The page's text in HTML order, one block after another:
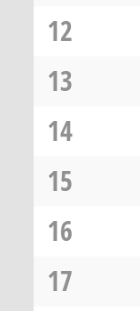
12
13
14
15
16
17